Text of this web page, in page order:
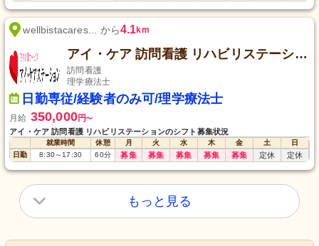
wellbistacares... から4.1km
アイ・ケア 訪問看護 リハビリステーション
訪問看護
理学療法士
日勤専従/経験者のみ可/理学療法士
月給 350,000円〜
アイ・ケア 訪問看護 リハビリステーションのシフト募集状況
就業時間 休憩 月 火 水 木 金 土
日
日勤
8:30～17:30 60分 募集 募集 募集 募集 募集 定休 定休
もっと見る